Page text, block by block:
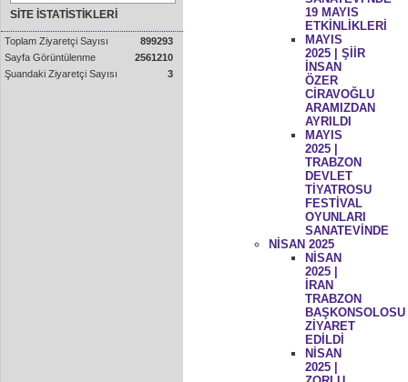
SİTE İSTATİSTİKLERİ
Toplam Ziyaretçi Sayısı
899293
Sayfa Görüntülenme
2561210
Şuandaki Ziyaretçi Sayısı
3
19 MAYIS
ETKİNLİKLERİ
MAYIS
2025 | ŞİİR
İNSAN
ÖZER
CİRAVOĞLU
ARAMIZDAN
AYRILDI
MAYIS
2025 |
TRABZON
DEVLET
TİYATROSU
FESTİVAL
OYUNLARI
SANATEVİNDE
NİSAN 2025
NİSAN
2025 |
İRAN
TRABZON
BAŞKONSOLOSU
ZİYARET
EDİLDİ
NİSAN
2025 |